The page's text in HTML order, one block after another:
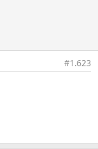
#1.623